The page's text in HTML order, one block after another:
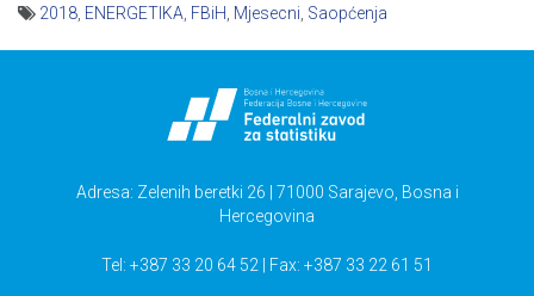
2018 ENERGETIKA FBiH Mjesecni Saopćenja
Adresa: Zelenih beretki 26 | 71000 Sarajevo, Bosna i
Hercegovina
Tel: +387 33 20 64 52 | Fax: +387 33 22 61 51